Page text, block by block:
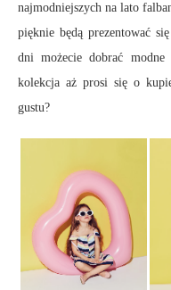
najmodniejszych na lato
pięknie będą prezentować
dni możecie dobrać
kolekcja aż prosi się o
gustu?